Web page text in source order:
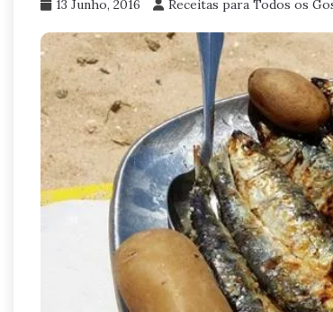
13 Junho, 2016 Receitas para Todos os